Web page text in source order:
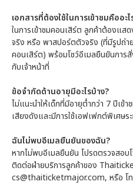
เอกสารที่ต้องใช้ในการเข้าชมคืออะไ
ในการเข้าชมคอนเสิร์ต ลูกค้าต้องแส
จริง หรือ พาสปอร์ตตัวจริง (ที่มีรูปถ่า
คอนเสิร์ต) พร้อมโชว์อีเมลยืนยันการ
กับเจ้าหน้าที่
ข้อจำกัดด้านอายุมีอะไรบ้าง?
ไม่แนะนำให้เด็กที่มีอายุต่ำกว่า 7 ปีเข้
เสียงดังและมีการใช้เอฟเฟกต์พิเศษร
ฉันไม่พบอีเมลยืนยันของฉัน?
หากไม่พบอีเมลยืนยัน โปรดตรวจสอ
ติดต่อฝ่ายบริการลูกค้าของ
cs@thaiticketmajor.com, หรือ โ